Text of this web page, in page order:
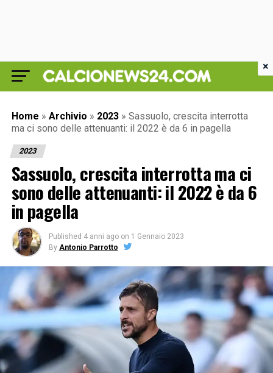
Home » Archivio » 2023 » Sassuolo, crescita interrotta
ma ci sono delle attenuanti: il 2022 è da 6 in pagella
2023
Sassuolo, crescita interrotta ma ci
sono delle attenuanti: il 2022 è da 6
in pagella
Published 4 anni ago on 1 Gennaio 2023
By Antonio Parrotto
×